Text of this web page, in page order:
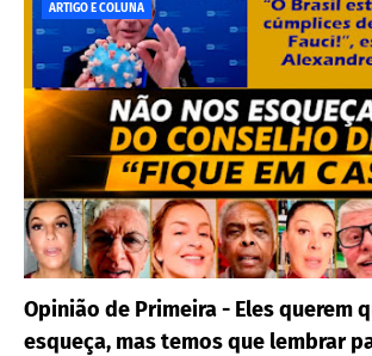
ARTIGO E COLUNA
Opinião de Primeira - Eles querem
esqueça, mas temos que lembrar